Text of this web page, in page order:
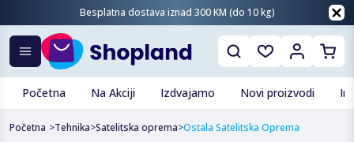
Besplatna dostava iznad 300 KM (do 10 kg)
Početna Na Akciji Izdvajamo Novi proizvodi
Početna >Tehnika>Satelitska oprema>Ostala Satelitska Oprema